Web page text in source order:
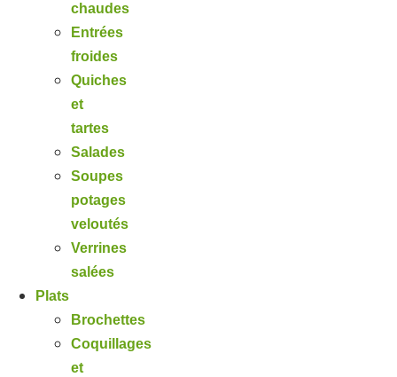
chaudes
Entrées
froides
Quiches
et
tartes
Salades
Soupes
potages
veloutés
Verrines
salées
Plats
Brochettes
Coquillages
et